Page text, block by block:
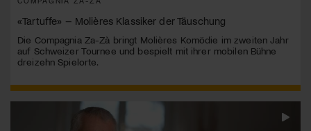
«Tartuffe» – Molières Klassiker der Täuschung
Die Compagnia Za-Zà bringt Molières Komödie im zweiten Jahr
auf Schweizer Tournee und bespielt mit ihrer mobilen Bühne
dreizehn Spielorte.